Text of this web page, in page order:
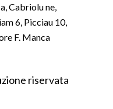
Cabriolu ne,
6, Picciau 10,
F. Manca
riservata